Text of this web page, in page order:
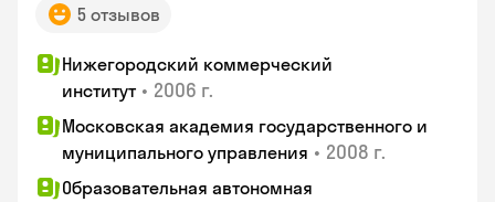
5 отзывов
Нижегородский коммерческий
институт • 2006 г.
Московская академия государственного и
муниципального управления • 2008 г.
Образовательная автономная